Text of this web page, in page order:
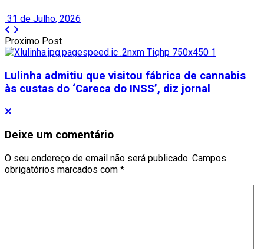
31 de Julho, 2026
Proximo Post
Lulinha admitiu que visitou fábrica de cannabis
às custas do ‘Careca do INSS’, diz jornal
Deixe um comentário
O seu endereço de email não será publicado. Campos
obrigatórios marcados com *